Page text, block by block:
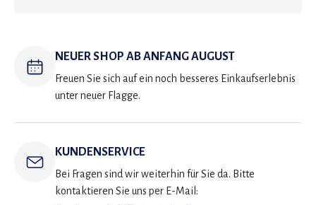
NEUER SHOP AB ANFANG AUGUST
Freuen Sie sich auf ein noch besseres Einkaufserlebnis
unter neuer Flagge.
KUNDENSERVICE
Bei Fragen sind wir weiterhin für Sie da. Bitte
kontaktieren Sie uns per E-Mail: